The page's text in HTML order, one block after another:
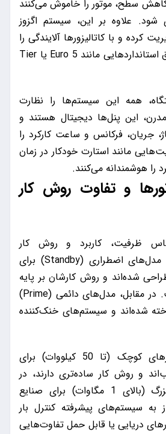
سطح، موتور را خاموش می‌کنند
شود. علاوه بر این، سیستم اگزوز
کرده و با کاتالیزورها آلایندگی را
کاهش می‌دهد، مطابق استانداردهایی مانند Euro 5 یا Tier
همه این سیستم‌ها را نظارت
این پنل‌ها دیجیتال هستند و
جریان، فرکانس و ساعت کارکرد را
مانند استارت خودکار در زمان
و تفاوت روش کار
اساس ظرفیت، کاربرد و روش کار
تقسیم‌بندی می‌شوند. مدل‌های اضطراری (Standby) برای
شده‌اند و روش کارشان بر پایه
فعال‌سازی سریع است. در مقابل، مدل‌های دائمی (Prime)
شده‌اند و سیستم‌های خنک‌کننده
از نظر اندازه، ژنراتورهای کوچک (تا 50 کیلووات) برای
و روش کار ساده‌تری دارند، در
حالی که مدل‌های بزرگ (بالای 1 مگاوات) برای صنایع
به سیستم‌های پیشرفته کنترل بار
دریایی یا قابل حمل تفاوت‌هایی